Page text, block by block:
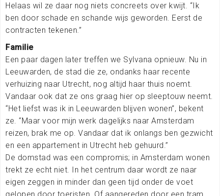
Helaas wil ze daar nog niets concreets over kwijt. “Ik
ben door schade en schande wijs geworden. Eerst de
contracten tekenen.”
Familie
Een paar dagen later treffen we Sylvana opnieuw. Nu in
Leeuwarden, de stad die ze, ondanks haar recente
verhuizing naar Utrecht, nog altijd haar thuis noemt.
Vandaar ook dat ze ons graag hier op sleeptouw neemt.
“Het liefst was ik in Leeuwarden blijven wonen”, bekent
ze. “Maar voor mijn werk dagelijks naar Amsterdam
reizen, brak me op. Vandaar dat ik onlangs ben gezwicht
en een appartement in Utrecht heb gehuurd.”
De domstad was een compromis; in Amsterdam wonen
trekt ze echt niet. In het centrum daar wordt ze naar
eigen zeggen in minder dan geen tijd onder de voet
gelopen door toeristen. Of aangereden door een tram.